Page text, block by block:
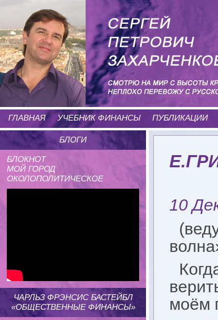
ГЛАВНАЯ УЧЕБНИК ФИНАНСЫ ПУБЛИКАЦИИ
БЛОГИ
БЛОКНОТ
МОЙ ГОРОД
ОКОЛОПОЛИТИЧЕСКОЕ
ЧАРЛЬЗ ФРЭНСИС БАСТЕЙБЛ
«ОБЩЕСТВЕННЫЕ ФИНАНСЫ»
10
моём